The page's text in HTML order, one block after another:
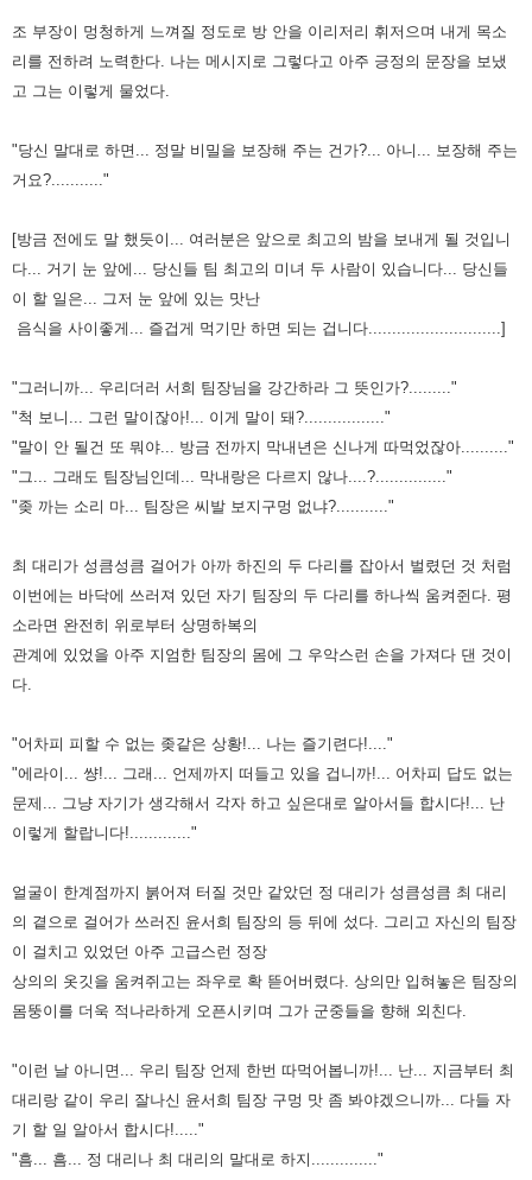
조 부장이 멍청하게 느껴질 정도로 방 안을 이리저리 휘저으며 내게 목소
리를 전하려 노력한다. 나는 메시지로 그렇다고 아주 긍정의 문장을 보냈
고 그는 이렇게 물었다.
"당신 말대로 하면... 정말 비밀을 보장해 주는 건가?... 아니... 보장해 주는
거요?..........."
[방금 전에도 말 했듯이... 여러분은 앞으로 최고의 밤을 보내게 될 것입니
다... 거기 눈 앞에... 당신들 팀 최고의 미녀 두 사람이 있습니다... 당신들
이 할 일은... 그저 눈 앞에 있는 맛난
음식을 사이좋게... 즐겁게 먹기만 하면 되는 겁니다............................]
"그러니까... 우리더러 서희 팀장님을 강간하라 그 뜻인가?........."
"척 보니... 그런 말이잖아!... 이게 말이 돼?................."
"말이 안 될건 또 뭐야... 방금 전까지 막내년은 신나게 따먹었잖아.........."
"그... 그래도 팀장님인데... 막내랑은 다르지 않나....?..............."
"좆 까는 소리 마... 팀장은 씨발 보지구멍 없냐?..........."
최 대리가 성큼성큼 걸어가 아까 하진의 두 다리를 잡아서 벌렸던 것 처럼
이번에는 바닥에 쓰러져 있던 자기 팀장의 두 다리를 하나씩 움켜쥔다. 평
소라면 완전히 위로부터 상명하복의
관계에 있었을 아주 지엄한 팀장의 몸에 그 우악스런 손을 가져다 댄 것이
다.
"어차피 피할 수 없는 좆같은 상황!... 나는 즐기련다!...."
"에라이... 썅!... 그래... 언제까지 떠들고 있을 겁니까!... 어차피 답도 없는
문제... 그냥 자기가 생각해서 각자 하고 싶은대로 알아서들 합시다!... 난
이렇게 할랍니다!............."
얼굴이 한계점까지 붉어져 터질 것만 같았던 정 대리가 성큼성큼 최 대리
의 곁으로 걸어가 쓰러진 윤서희 팀장의 등 뒤에 섰다. 그리고 자신의 팀장
이 걸치고 있었던 아주 고급스런 정장
상의의 옷깃을 움켜쥐고는 좌우로 확 뜯어버렸다. 상의만 입혀놓은 팀장의
몸뚱이를 더욱 적나라하게 오픈시키며 그가 군중들을 향해 외친다.
"이런 날 아니면... 우리 팀장 언제 한번 따먹어봅니까!... 난... 지금부터 최
대리랑 같이 우리 잘나신 윤서희 팀장 구멍 맛 좀 봐야겠으니까... 다들 자
기 할 일 알아서 합시다!....."
"흠... 흠... 정 대리나 최 대리의 말대로 하지.............."